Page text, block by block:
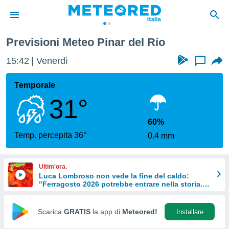
di
per
le
di
Web
Previsioni Meteo Pinar del Río
15:42 Venerdì ...
Temporale
31°
Temp. percepita 36°
60%
0.4 mm
Ultim'ora.
Luca Lombroso non vede la fine del caldo:
"Ferragosto 2026 potrebbe entrare nella storia.
Scarica GRATIS la app di Meteored! Installare